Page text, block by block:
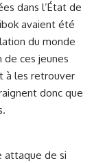
dans l’État de
avaient été
du monde
de ces jeunes
à les retrouver
donc que
attaque de si